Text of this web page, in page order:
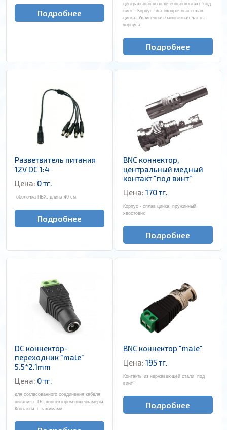
Подробнее
центральный позолоченный контакт "под
винт". Корпус -высокопрочный сплав
цинка. Удлиненная байонетная часть
корпуса.
Подробнее
Разветвитель питания
12V DC 1:4
Цена: 0 тг.
оболочка ПВХ, длина 40 см.
Подробнее
BNC коннектор,
центральный медный
контакт "под винт"
Цена: 170 тг.
Корпус - сплав цинка, пружинный
хвостовик
Подробнее
DC коннектор-
переходник "male"
5.5*2.1mm
Цена: 0 тг.
для согласованного соединения кабеля
питания с DC коннектором видеокамеры.
Контакты с зажимами.
BNC коннектор "male"
Цена: 195 тг.
Контакты из нержавеющей стали "под
винт"
Подробнее